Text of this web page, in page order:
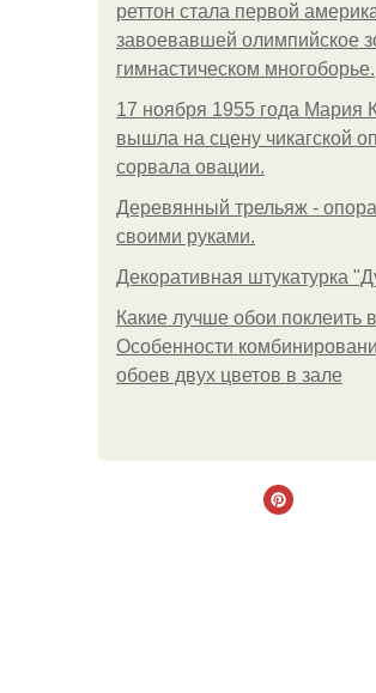
реттон стала первой
завоевавшей олимпийское
гимнастическом многоборье.
17 ноября 1955 года Мария
вышла на сцену чикагской
сорвала овации.
Деревянный трельяж - опора
своими руками.
Декоративная штукатурка
Какие лучше обои поклеить
Особенности
обоев двух цветов в зале